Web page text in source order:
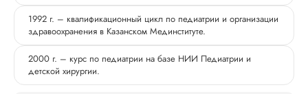
1992 г. – квалификационный цикл по педиатрии и организации
здравоохранения в Казанском Мединституте.
2000 г. – курс по педиатрии на базе НИИ Педиатрии и
детской хирургии.